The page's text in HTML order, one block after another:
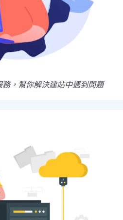
務，幫你解決建站中遇到問題